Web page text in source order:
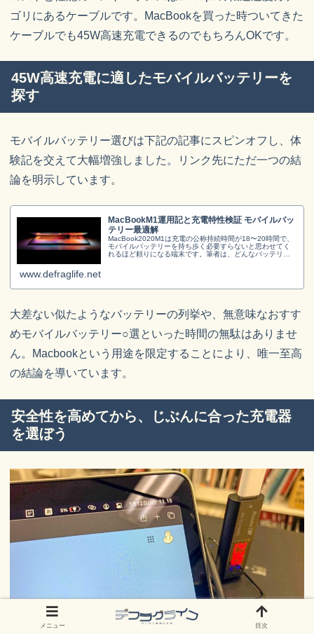
ゴリにあるケーブルです。MacBookを買った時ついてきた
ケーブルでも45W高速充電できるのでもちろんOKです。
45W高速充電に適したモバイルバッテリーを
探す
モバイルバッテリー選びは下記の記事にスピンオフし、体
験記を交えて大幅増強しました。リンク先にただ一つの結
論を明示しています。
MacBookM1運用記と充電特性検証 モバイルバッ
テリー最適解
MacBook2020M1は充電の公称持続時間が18〜20時間で、
モバイルバッテリーを持ち歩く必要すらないと思わせてく
れるほど頼りになる端末です。筆者は、どんなバッテリー
www.defraglife.net
大差ない似たようなバッテリーの列挙や、無意味なおすす
めモバイルバッテリー○選といった時間の無駄はありませ
ん。Macbookという用途を限定することにより、唯一至高
の結論を導いています。
安全性を高めてから、じぶんに合った充電器
を選ぼう
メニュー 目次